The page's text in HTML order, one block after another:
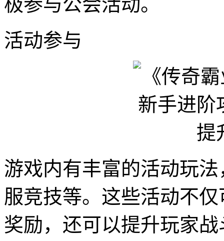
活动参与
游戏内有丰富的活动玩
服竞技等。这些活动不
奖励，还可以提升玩家